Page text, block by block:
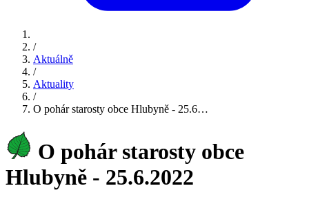
/
Aktuálně
/
Aktuality
/
O pohár starosty obce Hlubyně - 25.6…
O pohár starosty obce
Hlubyně - 25.6.2022